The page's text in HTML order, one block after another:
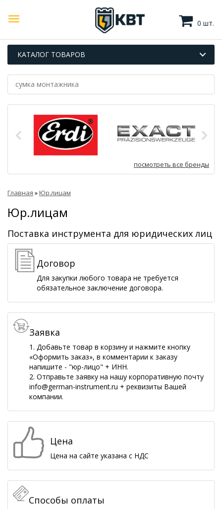
0 шт.
КАТАЛОГ ТОВАРОВ
посмотреть все бренды
Главная »Юр.лицам
Юр.лицам
Поставка инструмента для юридических лиц
Договор
Для закупки любого товара не требуется
обязательное заключение договора.
Заявка
1. Добавьте товар в корзину и нажмите кнопку
«Оформить заказ», в комментарии к заказу
напишите - "юр-лицо" + ИНН.
2. Отправьте заявку на нашу корпоративную почту
info@german-instrument.ru + реквизиты Вашей
компании.
Цена
Цена на сайте указана с НДС
Способы оплаты